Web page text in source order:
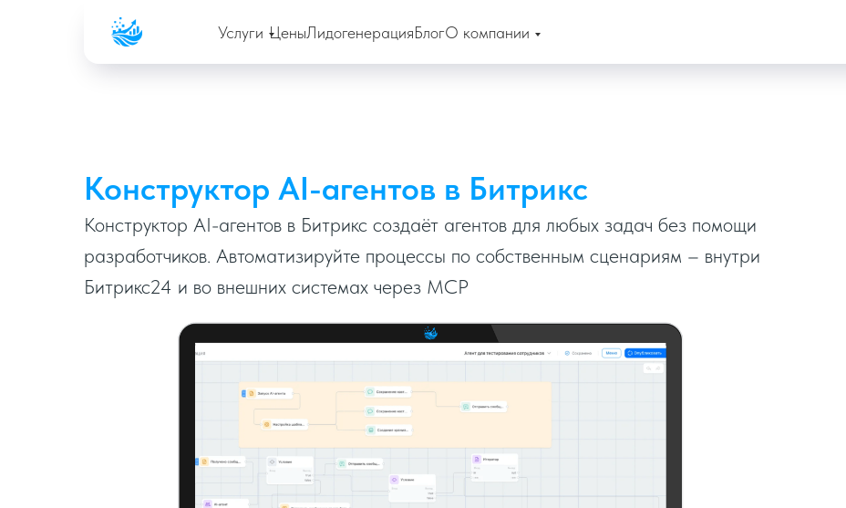
Услуги ЦеныЛидогенерацияБлогО компании
Конструктор AI-агентов в Битрикс
Конструктор AI-агентов в Битрикс cоздаёт агентов для любых задач без помощи
разработчиков. Автоматизируйте процессы по собственным сценариям – внутри
Битрикс24 и во внешних системах через MCP